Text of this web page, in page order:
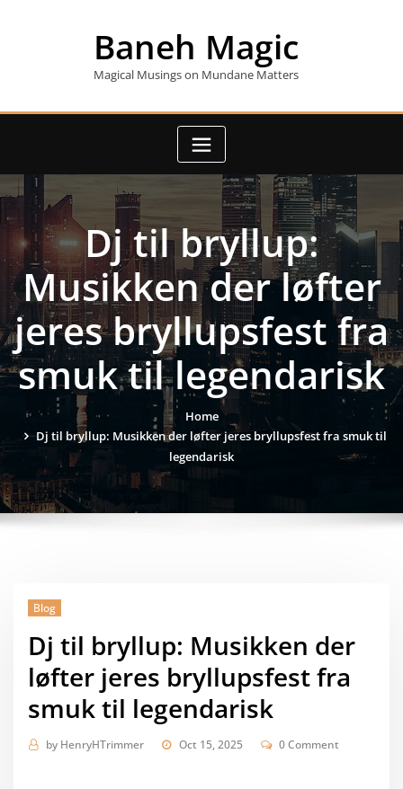
Baneh Magic
Magical Musings on Mundane Matters
Dj til bryllup:
Musikken der løfter
jeres bryllupsfest fra
smuk til legendarisk
Home
Dj til bryllup: Musikken der løfter jeres bryllupsfest fra smuk til
legendarisk
Blog
Dj til bryllup: Musikken der
løfter jeres bryllupsfest fra
smuk til legendarisk
by HenryHTrimmer Oct 15, 2025 0 Comment